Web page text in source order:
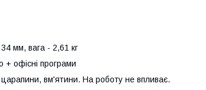
мм, вага - 2,61 кг
офісні програми
царапини, вм'ятини. На роботу не впливає.